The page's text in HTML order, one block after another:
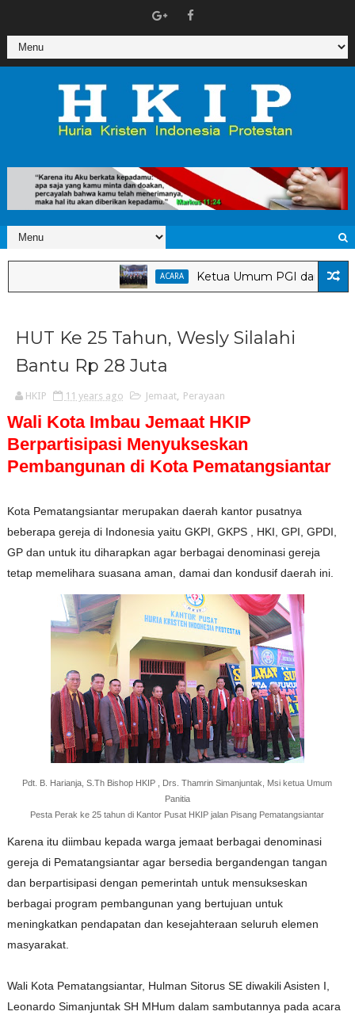
ACARA Ketua Umum PGI dan Dirjen
HUT Ke 25 Tahun, Wesly Silalahi
Bantu Rp 28 Juta
HKIP 11 years ago Jemaat, Perayaan
Wali Kota Imbau Jemaat HKIP
Berpartisipasi Menyukseskan
Pembangunan di Kota Pematangsiantar
Kota Pematangsiantar merupakan daerah kantor pusatnya
beberapa gereja di Indonesia yaitu GKPI, GKPS , HKI, GPI, GPDI,
GP dan untuk itu diharapkan agar berbagai denominasi gereja
tetap memelihara suasana aman, damai dan kondusif daerah ini.
Pdt. B. Harianja, S.Th Bishop HKIP , Drs. Thamrin Simanjuntak, Msi ketua Umum
Panitia
Pesta Perak ke 25 tahun di Kantor Pusat HKIP jalan Pisang Pematangsiantar
Karena itu diimbau kepada warga jemaat berbagai denominasi
gereja di Pematangsiantar agar bersedia bergandengan tangan
dan berpartisipasi dengan pemerintah untuk mensukseskan
berbagai program pembangunan yang bertujuan untuk
meningkatkan pendapatan dan kesejahteraan seluruh elemen
masyarakat.
Wali Kota Pematangsiantar, Hulman Sitorus SE diwakili Asisten I,
Leonardo Simanjuntak SH MHum dalam sambutannya pada acara